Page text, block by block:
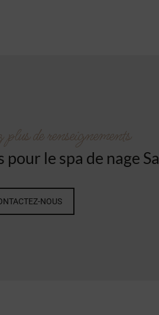
plus de renseignements
pour le spa de nage
NOUS